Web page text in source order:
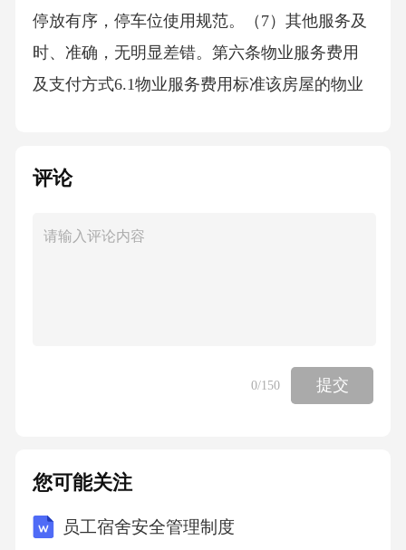
停放有序，停车位使用规范。（7）其他服务及
时、准确，无明显差错。第六条物业服务费用
及支付方式6.1物业服务费用标准该房屋的物业
丙方应提前[具体通知天数]书面通知甲方。6.2
付物业服务费用：（1）按月支付甲方应在每月
至丙方指定账户。（3）按年支付甲方应在每年
[具体支付日期]前将全年物业服务费用支付至丙
业服务提出意见和建议。（2）按照本合同约定
按时支付物业服务费用。（3）遵守小区物业管
评论
0/150 提交
您可能关注
员工宿舍安全管理制度